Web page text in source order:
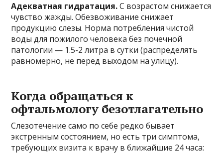
Адекватная гидратация.С возрастом снижается
чувство жажды. Обезвоживание снижает
продукцию слезы. Норма потребления чистой
воды для пожилого человека без почечной
патологии — 1.5-2 литра в сутки (распределять
равномерно, не перед выходом на улицу).
Когда обращаться к
офтальмологу безотлагательно
Слезотечение само по себе редко бывает
экстренным состоянием, но есть три симптома,
требующих визита к врачу в ближайшие 24 часа: